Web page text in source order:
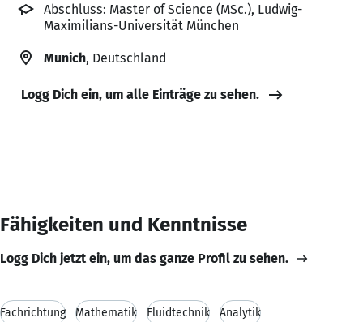
Abschluss: Master of Science (MSc.), Ludwig-
Maximilians-Universität München
Munich, Deutschland
Logg Dich ein, um alle Einträge zu sehen.
Fähigkeiten und Kenntnisse
Logg Dich jetzt ein, um das ganze Profil zu sehen.
Fachrichtung Mathematik Fluidtechnik Analytik